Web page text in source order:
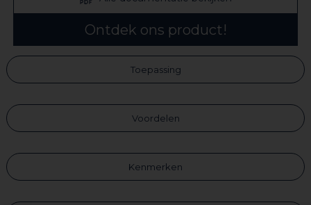
Ontdek ons product!
Toepassing
Voordelen
Kenmerken